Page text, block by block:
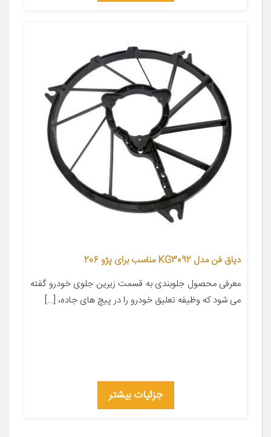
دیاق فن مدل KG3092 مناسب برای پژو 206
معرفی محصول جلوبندی به قسمت زیرین جلوی خودرو گفته
می شود که وظیفه تعلیق خودرو را در پیچ های جاده، […]
جزئیات بیشتر